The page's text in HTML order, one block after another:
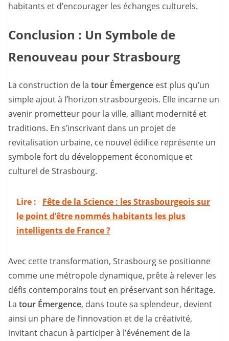
habitants et d’encourager les échanges culturels.
Conclusion : Un Symbole de
Renouveau pour Strasbourg
La construction de la tour Émergence est plus qu’un
simple ajout à l’horizon strasbourgeois. Elle incarne un
avenir prometteur pour la ville, alliant modernité et
traditions. En s’inscrivant dans un projet de
revitalisation urbaine, ce nouvel édifice représente un
symbole fort du développement économique et
culturel de Strasbourg.
Lire :
Fête de la Science : les Strasbourgeois sur
le point d’être nommés habitants les plus
intelligents de France ?
Avec cette transformation, Strasbourg se positionne
comme une métropole dynamique, prête à relever les
défis contemporains tout en préservant son héritage.
La tour Émergence, dans toute sa splendeur, devient
ainsi un phare de l’innovation et de la créativité,
invitant chacun à participer à l’événement de la